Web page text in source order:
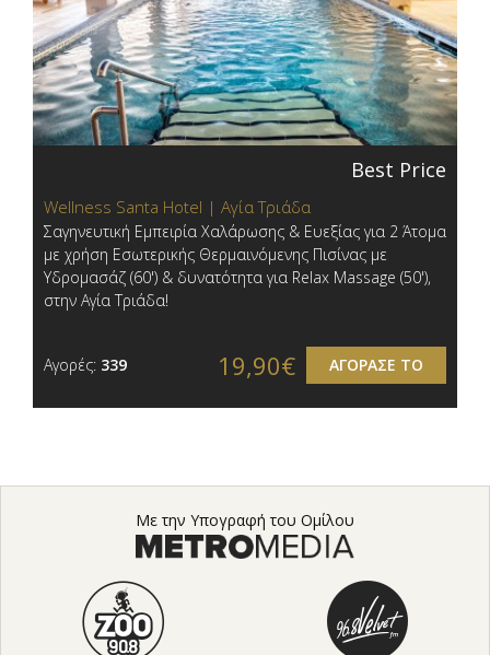
Best Price
Wellness Santa Hotel | Αγία Τριάδα
Σαγηνευτική Εμπειρία Χαλάρωσης & Ευεξίας για 2 Άτομα
με χρήση Εσωτερικής Θερμαινόμενης Πισίνας με
Υδρομασάζ (60') & δυνατότητα για Relax Massage (50'),
στην Αγία Τριάδα!
Αγορές: 339 ΑΓΟΡΑΣΕ ΤΟ
19,90€
Με την Υπογραφή του Ομίλου